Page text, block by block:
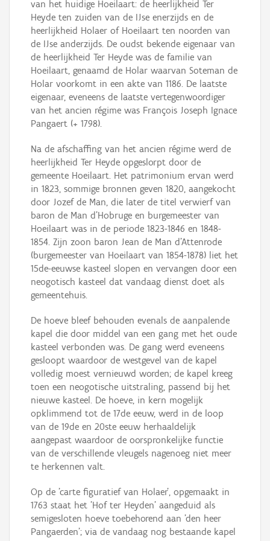
van het huidige Hoeilaart: de heerlijkheid Ter
Heyde ten zuiden van de IJse enerzijds en de
heerlijkheid Holaer of Hoeilaart ten noorden van
de IJse anderzijds. De oudst bekende eigenaar van
de heerlijkheid Ter Heyde was de familie van
Hoeilaart, genaamd de Holar waarvan Soteman de
Holar voorkomt in een akte van 1186. De laatste
eigenaar, eveneens de laatste vertegenwoordiger
van het ancien régime was François Joseph Ignace
Pangaert (+ 1798).
Na de afschaffing van het ancien régime werd de
heerlijkheid Ter Heyde opgeslorpt door de
gemeente Hoeilaart. Het patrimonium ervan werd
in 1823, sommige bronnen geven 1820, aangekocht
door Jozef de Man, die later de titel verwierf van
baron de Man d'Hobruge en burgemeester van
Hoeilaart was in de periode 1823-1846 en 1848-
1854. Zijn zoon baron Jean de Man d’Attenrode
(burgemeester van Hoeilaart van 1854-1878) liet het
15de-eeuwse kasteel slopen en vervangen door een
neogotisch kasteel dat vandaag dienst doet als
gemeentehuis.
De hoeve bleef behouden evenals de aanpalende
kapel die door middel van een gang met het oude
kasteel verbonden was. De gang werd eveneens
gesloopt waardoor de westgevel van de kapel
volledig moest vernieuwd worden; de kapel kreeg
toen een neogotische uitstraling, passend bij het
nieuwe kasteel. De hoeve, in kern mogelijk
opklimmend tot de 17de eeuw, werd in de loop
van de 19de en 20ste eeuw herhaaldelijk
aangepast waardoor de oorspronkelijke functie
van de verschillende vleugels nagenoeg niet meer
te herkennen valt.
Op de 'carte figuratief van Holaer', opgemaakt in
1763 staat het 'Hof ter Heyden' aangeduid als
semigesloten hoeve toebehorend aan 'den heer
Pangaerden'; via de vandaag nog bestaande kapel